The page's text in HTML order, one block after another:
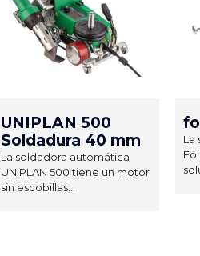
UNIPLAN 500
Soldadura 40 mm
La soldadora automática
UNIPLAN 500 tiene un motor
sin escobillas...
La